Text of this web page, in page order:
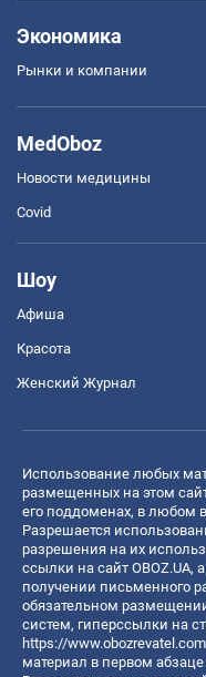
Экономика
Рынки и компании
MedOboz
Новости медицины
Covid
Шоу
Афиша
Красота
Женский Журнал
Использование любых
размещенных на этом
его поддоменах, в любом
Разрешается
разрешения на их
ссылки на сайт OBOZ.UA,
получении письменного
обязательном
систем, гиперссылки на
https://www.obozrevatel.com
материал в первом